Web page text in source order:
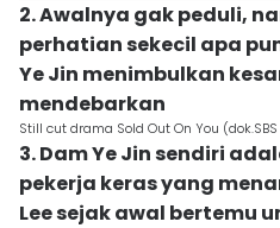
2. Awalnya gak peduli,
perhatian sekecil apa
Ye Jin menimbulkan
mendebarkan
Still cut drama Sold Out On You
3. Dam Ye Jin sendiri
pekerja keras yang
Lee sejak awal bertemu